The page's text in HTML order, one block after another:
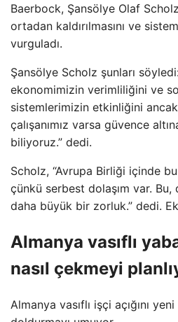
Baerbock, Şansölye Olaf
ortadan kaldırılmasını ve
vurguladı.
Şansölye Scholz şunları
ekonomimizin verimliliğini ve
sistemlerimizin etkinliğini ancak
çalışanımız varsa güvence
biliyoruz.” dedi.
Scholz, “Avrupa Birliği içinde
çünkü serbest dolaşım var. Bu,
daha büyük bir zorluk.” dedi.
Almanya vasıflı
nasıl çekmeyi
Almanya vasıflı işçi açığını